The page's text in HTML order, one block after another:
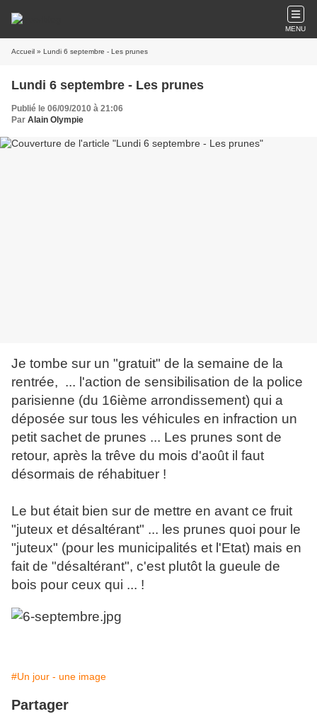
MENU
Accueil » Lundi 6 septembre - Les prunes
Lundi 6 septembre - Les prunes
Publié le 06/09/2010 à 21:06
Par Alain Olympie
Je tombe sur un "gratuit" de la semaine de la
rentrée, ... l'action de sensibilisation de la police
parisienne (du 16ième arrondissement) qui a
déposée sur tous les véhicules en infraction un
petit sachet de prunes ... Les prunes sont de
retour, après la trêve du mois d'août il faut
désormais de réhabituer !
Le but était bien sur de mettre en avant ce fruit
"juteux et désaltérant" ... les prunes quoi pour le
"juteux" (pour les municipalités et l'Etat) mais en
fait de "désaltérant", c'est plutôt la gueule de
bois pour ceux qui ... !
#Un jour - une image
Partager